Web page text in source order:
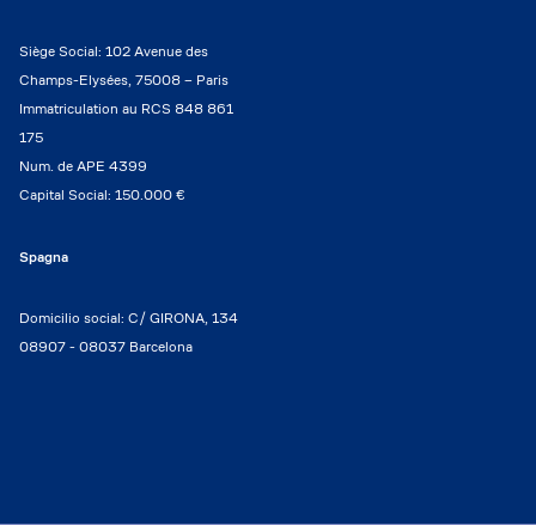
Siège Social: 102 Avenue des
Champs-Elysées, 75008 – Paris
Immatriculation au RCS 848 861
175
Num. de APE 4399
Capital Social: 150.000 €
Spagna
Domicilio social: C/ GIRONA, 134
08907 - 08037 Barcelona